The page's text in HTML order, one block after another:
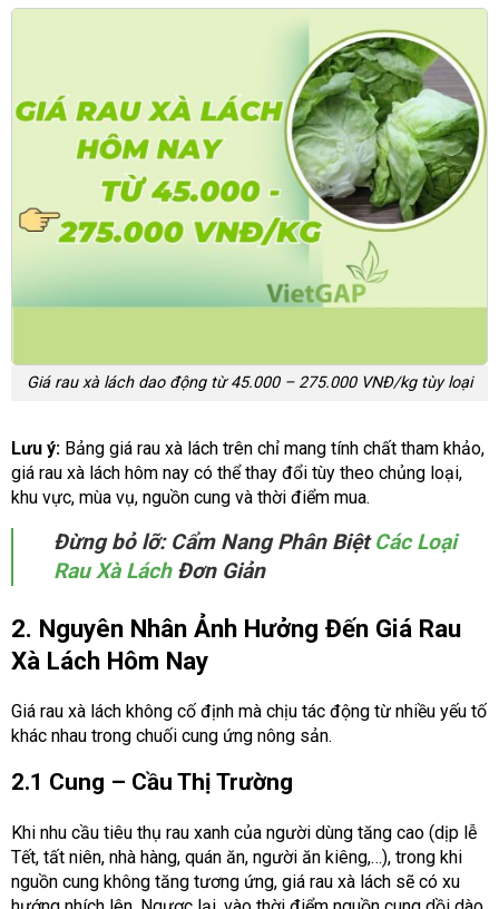
Giá rau xà lách dao động từ 45.000 – 275.000 VNĐ/kg tùy loại
Lưu ý: Bảng giá rau xà lách trên chỉ mang tính chất tham khảo,
giá rau xà lách hôm nay có thể thay đổi tùy theo chủng loại,
khu vực, mùa vụ, nguồn cung và thời điểm mua.
Đừng bỏ lỡ: Cẩm Nang Phân BiệtCác Loại
Rau Xà LáchĐơn Giản
2. Nguyên Nhân Ảnh Hưởng Đến Giá Rau
Xà Lách Hôm Nay
Giá rau xà lách không cố định mà chịu tác động từ nhiều yếu tố
khác nhau trong chuối cung ứng nông sản.
2.1 Cung – Cầu Thị Trường
Khi nhu cầu tiêu thụ rau xanh của người dùng tăng cao (dịp lễ
Tết, tất niên, nhà hàng, quán ăn, người ăn kiêng,…), trong khi
nguồn cung không tăng tương ứng, giá rau xà lách sẽ có xu